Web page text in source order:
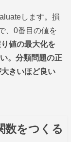
します。損
、0番目の値を
値の最大化を
。分類問題の正
きいほど良い
数をつくる